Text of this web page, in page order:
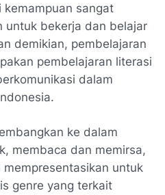
sangat
untuk bekerja dan belajar
demikian, pembelajaran
pembelajaran literasi
dalam
ke dalam
membaca dan memirsa,
untuk
genre yang terkait